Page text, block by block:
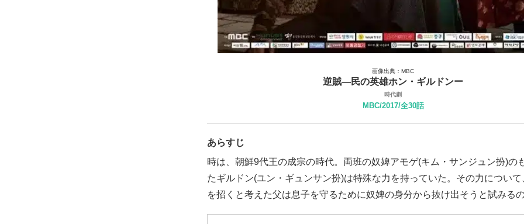
画像出典：MBC
逆賊―民の英雄ホン・ギルドンー
時代劇
MBC/2017/全30話
あらすじ
時は、朝鮮9代王の成宗の時代。両班の奴婢アモゲ(キム・サンジュン扮)の
たギルドン(ユン・ギュンサン扮)は特殊な力を持っていた。その力につい
を招くと考えた父は息子を守るために奴婢の身分から抜け出そうと試みるの